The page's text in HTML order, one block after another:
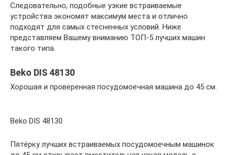
Следовательно, подобные узкие встраиваемые
устройства экономят максимум места и отлично
подходят для самых стесненных условий. Ниже
представляем Вашему вниманию ТОП-5 лучших машин
такого типа.
Beko DIS 48130
Хорошая и проверенная посудомоечная машина до 45 см.
Beko DIS 48130
Пятёрку лучших встраиваемых посудомоечным машинок